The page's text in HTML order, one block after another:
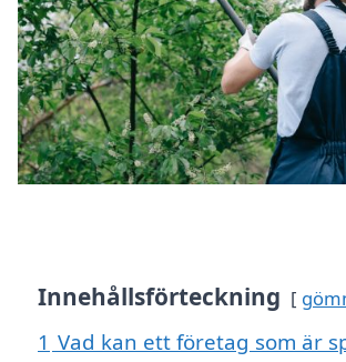
Innehållsförteckning
1 Vad kan ett företag som är